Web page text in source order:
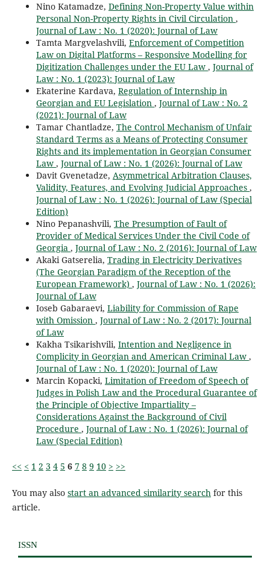
Nino Katamadze, Defining Non-Property Value within
Personal Non-Property Rights in Civil Circulation ,
Journal of Law : No. 1 (2020): Journal of Law
Tamta Margvelashvili, Enforcement of Competition
Law on Digital Platforms – Responsive Modelling for
Digitization Challenges under the EU Law , Journal of
Law : No. 1 (2023): Journal of Law
Ekaterine Kardava, Regulation of Internship in
Georgian and EU Legislation , Journal of Law : No. 2
(2021): Journal of Law
Tamar Chantladze, The Control Mechanism of Unfair
Standard Terms as a Means of Protecting Consumer
Rights and its implementation in Georgian Consumer
Law , Journal of Law : No. 1 (2026): Journal of Law
Davit Gvenetadze, Asymmetrical Arbitration Clauses,
Validity, Features, and Evolving Judicial Approaches ,
Journal of Law : No. 1 (2026): Journal of Law (Special
Edition)
Nino Pepanashvili, The Presumption of Fault of
Provider of Medical Services Under the Civil Code of
Georgia , Journal of Law : No. 2 (2016): Journal of Law
Akaki Gatserelia, Trading in Electricity Derivatives
(The Georgian Paradigm of the Reception of the
European Framework) , Journal of Law : No. 1 (2026):
Journal of Law
Ioseb Gabaraevi, Liability for Commission of Rape
with Omission , Journal of Law : No. 2 (2017): Journal
of Law
Kakha Tsikarishvili, Intention and Negligence in
Complicity in Georgian and American Criminal Law ,
Journal of Law : No. 1 (2020): Journal of Law
Marcin Kopacki, Limitation of Freedom of Speech of
Judges in Polish Law and the Procedural Guarantee of
the Principle of Objective Impartiality –
Considerations Against the Background of Civil
Procedure , Journal of Law : No. 1 (2026): Journal of
Law (Special Edition)
<< < 1 2 3 4 5 6 7 8 9 10 > >>
You may also start an advanced similarity searchfor this
article.
ISSN